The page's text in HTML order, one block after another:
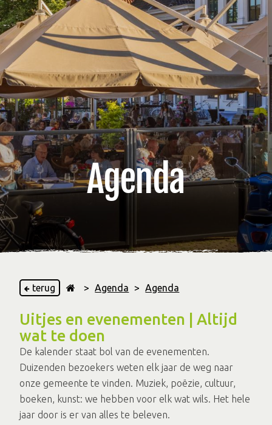
Agenda
terug > Agenda > Agenda
Uitjes en evenementen | Altijd
wat te doen
De kalender staat bol van de evenementen.
Duizenden bezoekers weten elk jaar de weg naar
onze gemeente te vinden. Muziek, poëzie, cultuur,
boeken, kunst: we hebben voor elk wat wils. Het hele
jaar door is er van alles te beleven.